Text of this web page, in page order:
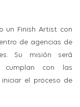
un Finish Artist con
de agencias de
Su misión será
cumplan con las
el proceso de